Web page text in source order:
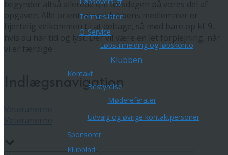
Terminslisten
O-Service
Løbstilmelding og løbskonto
Klubben
Kontakt
Bestyrelse
Mødereferater
Udvalg og øvrige kontaktpersoner
Sponsorer
Klubblad
begynder altså allerede om torsdagen på vores del af
opgaven. Alle orienteringsklubbens medlemmer er
hvis du har tid og lyst. Der vil være en let forplejning, når
Indlægsnavigation